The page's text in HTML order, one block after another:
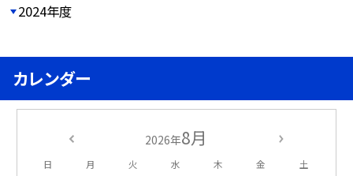
2024年度
カレンダー
2026年8月
日 月 火 水 木 金 土